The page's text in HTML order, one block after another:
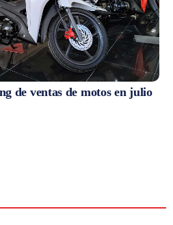
de ventas de motos en julio